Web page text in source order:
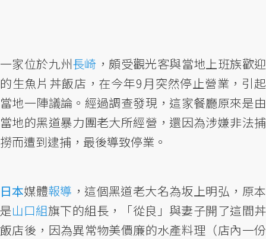
一家位於九州長崎 ，頗受觀光客與當地上班族歡迎
的生魚片丼飯店，在今年9月突然停止營業，引起
當地一陣議論。經過調查發現，這家餐廳原來是由
當地的黑道暴力團老大所經營，還因為涉嫌非法捕
撈而遭到逮捕，最後導致停業。
日本媒體報導 ，這個黑道老大名為坂上明弘，原本
是山口組旗下的組長，「從良」與妻子開了這間丼
飯店後，因為異常物美價廉的水產料理（店內一份